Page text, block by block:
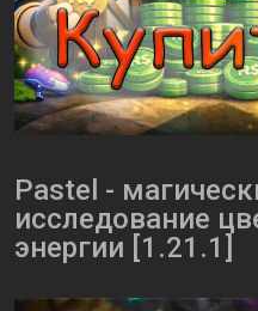
Pastel -
исследование
энергии [1.21.1]